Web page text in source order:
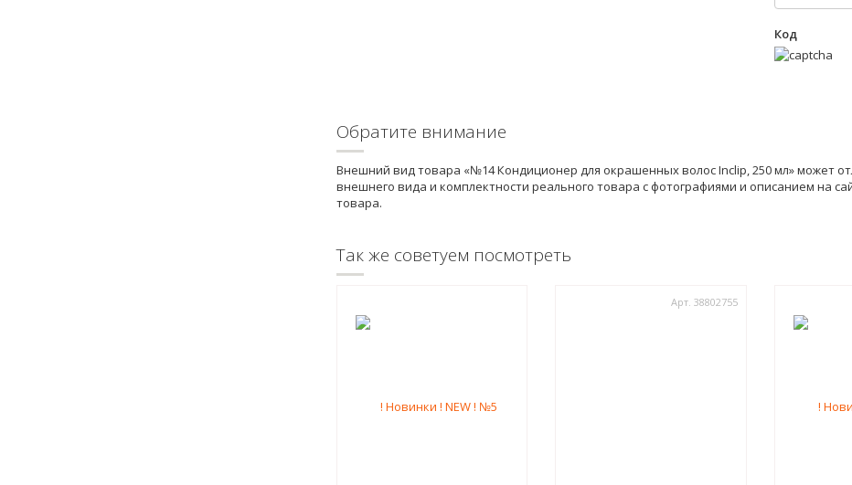
Код
Обратите внимание
Внешний вид товара «№14 Кондиционер для окрашенных волос Inclip, 250 мл» может
внешнего вида и комплектности реального товара с фотографиями и описанием на
товара.
Так же советуем посмотреть
Арт. 38802755